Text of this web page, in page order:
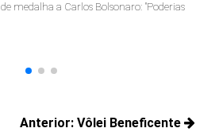
medalha a Carlos Bolsonaro: "Poderias
Anterior: Vôlei Beneficente